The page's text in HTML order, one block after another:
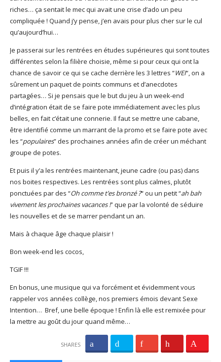
riches… ça sentait le mec qui avait une crise d’ado un peu
compliquée ! Quand j’y pense, j’en avais pour plus cher sur le cul
qu’aujourd’hui…
Je passerai sur les rentrées en études supérieures qui sont toutes
différentes selon la filière choisie, même si pour ceux qui ont la
chance de savoir ce qui se cache derrière les 3 lettres “WEI“, on a
sûrement un paquet de points communs et d’anecdotes
partagées… Si je pensais que le but du jeu à un week-end
d’intégration était de se faire pote immédiatement avec les plus
belles, en fait c’était une connerie. Il faut se mettre une cabane,
être identifié comme un marrant de la promo et se faire pote avec
les “populaires” des prochaines années afin de créer un méchant
groupe de potes.
Et puis il y’a les rentrées maintenant, jeune cadre (ou pas) dans
nos boites respectives. Les rentrées sont plus calmes, plutôt
ponctuées par des “Oh comme t’es bronzé?“ou un petit “ah bah
vivement les prochaines vacances !” que par la volonté de séduire
les nouvelles et de se marrer pendant un an.
Mais à chaque âge chaque plaisir !
Bon week-end les cocos,
TGIF !!!
En bonus, une musique qui va forcément et évidemment vous
rappeler vos années collège, nos premiers émois devant Sexe
Intention… Bref, une belle époque ! Enfin là elle est remixée pour
la mettre au goût du jour quand même…
SHARES